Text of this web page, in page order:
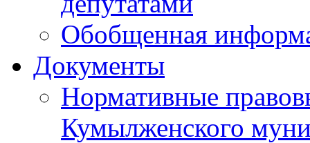
Обобщенная
Документы
Нормативные
Кумылженского